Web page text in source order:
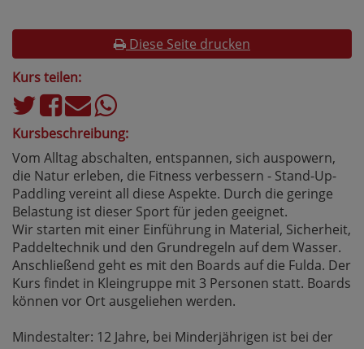
Diese Seite drucken
Kurs teilen:
Kursbeschreibung:
Vom Alltag abschalten, entspannen, sich auspowern,
die Natur erleben, die Fitness verbessern - Stand-Up-
Paddling vereint all diese Aspekte. Durch die geringe
Belastung ist dieser Sport für jeden geeignet.
Wir starten mit einer Einführung in Material, Sicherheit,
Paddeltechnik und den Grundregeln auf dem Wasser.
Anschließend geht es mit den Boards auf die Fulda. Der
Kurs findet in Kleingruppe mit 3 Personen statt. Boards
können vor Ort ausgeliehen werden.
Mindestalter: 12 Jahre, bei Minderjährigen ist bei der